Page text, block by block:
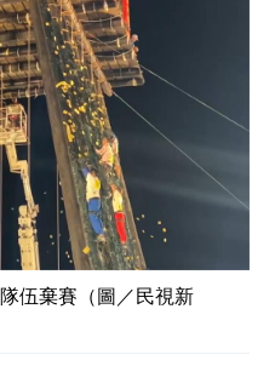
伍棄賽（圖／民視新